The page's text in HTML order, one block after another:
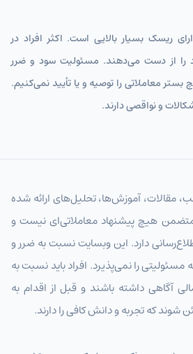
ریسک بسیار بالایی است. اکثر افراد در
را از دست می‌دهند. مسئولیت سود و ضرر
معاملاتی را توصیه و یا تأیید نمی‌کنیم.
و نواقصی دارند.
مقالات، آموزش‌ها، تحلیل‌های ارائه شده
متضمن هیچ پیشنهاد معاملاتی‌ای نیست و
دارد. این وبسایت نسبت به ضرر و
مسئولیتی را نمی‌پذیرد. افراد باید نسبت به
آگاهی داشته باشند و قبل از اقدام به
شوند که تجربه و دانش کافی را دارند.